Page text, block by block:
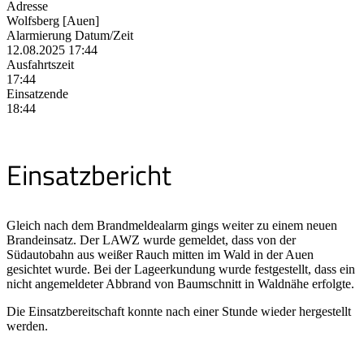
Adresse
Wolfsberg [Auen]
Alarmierung Datum/Zeit
12.08.2025 17:44
Ausfahrtszeit
17:44
Einsatzende
18:44
Einsatzbericht
Gleich nach dem Brandmeldealarm gings weiter zu einem neuen
Brandeinsatz. Der LAWZ wurde gemeldet, dass von der
Südautobahn aus weißer Rauch mitten im Wald in der Auen
gesichtet wurde. Bei der Lageerkundung wurde festgestellt, dass ein
nicht angemeldeter Abbrand von Baumschnitt in Waldnähe erfolgte.
Die Einsatzbereitschaft konnte nach einer Stunde wieder hergestellt
werden.